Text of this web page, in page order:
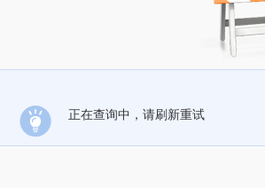
正在查询中，请刷新重试